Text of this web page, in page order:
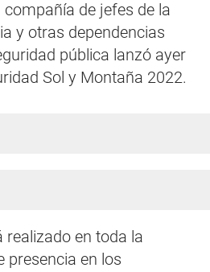
compañía de jefes de la
y otras dependencias
pública lanzó ayer
Sol y Montaña 2022.
realizado en toda la
presencia en los